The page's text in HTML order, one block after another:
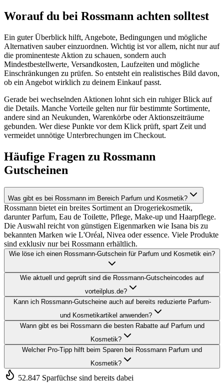
Worauf du bei Rossmann achten solltest
Ein guter Überblick hilft, Angebote, Bedingungen und mögliche
Alternativen sauber einzuordnen. Wichtig ist vor allem, nicht nur auf
die prominenteste Aktion zu schauen, sondern auch
Mindestbestellwerte, Versandkosten, Laufzeiten und mögliche
Einschränkungen zu prüfen. So entsteht ein realistisches Bild davon,
ob ein Angebot wirklich zu deinem Einkauf passt.
Gerade bei wechselnden Aktionen lohnt sich ein ruhiger Blick auf
die Details. Manche Vorteile gelten nur für bestimmte Sortimente,
andere sind an Neukunden, Warenkörbe oder Aktionszeiträume
gebunden. Wer diese Punkte vor dem Klick prüft, spart Zeit und
vermeidet unnötige Unterbrechungen im Checkout.
Häufige Fragen zu Rossmann
Gutscheinen
Was gibt es bei Rossmann im Bereich Parfum und Kosmetik?
Rossmann bietet ein breites Sortiment an Drogeriekosmetik,
darunter Parfum, Eau de Toilette, Pflege, Make-up und Haarpflege.
Die Auswahl reicht von günstigen Eigenmarken wie Isana bis zu
bekannten Marken wie L'Oréal, Nivea oder essence. Viele Produkte
sind exklusiv nur bei Rossmann erhältlich.
Wie löse ich einen Rossmann-Gutschein für Parfum und Kosmetik ein?
Wie aktuell und geprüft sind die Rossmann-Gutscheincodes auf
vorteilplus.de?
Kann ich Rossmann-Gutscheine auch auf bereits reduzierte Parfum-
und Kosmetikartikel anwenden?
Wann gibt es bei Rossmann die besten Rabatte auf Parfum und
Kosmetik?
Welcher Pro-Tipp hilft beim Sparen bei Rossmann Parfum und
Kosmetik?
52.847 Sparfüchse sind bereits dabei